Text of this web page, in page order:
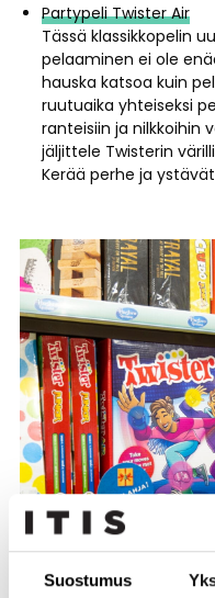
Suostumus
Partypeli Twister Air
Tässä klassikkopelin
pelaaminen ei ole
hauska katsoa kuin
ruutuaika yhteiseksi
ranteisiin ja nilkkoihin
jäljittele Twisterin
Kerää perhe ja
Goo Jit Zu -tuotteet